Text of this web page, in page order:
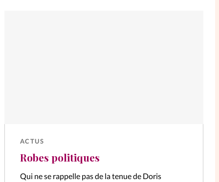
ACTUS
Robes politiques
Qui ne se rappelle pas de la tenue de Doris